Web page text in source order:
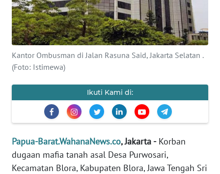
Kantor Ombusman di Jalan Rasuna Said, Jakarta Selatan .
(Foto: Istimewa)
Ikuti Kami di:
Papua-Barat.WahanaNews.co, Jakarta -Korban
dugaan mafia tanah asal Desa Purwosari,
Kecamatan Blora, Kabupaten Blora, Jawa Tengah Sri
BERITA
KONTAK
KAMI
INFO
PEDOMAN
MEDIA
SIBER